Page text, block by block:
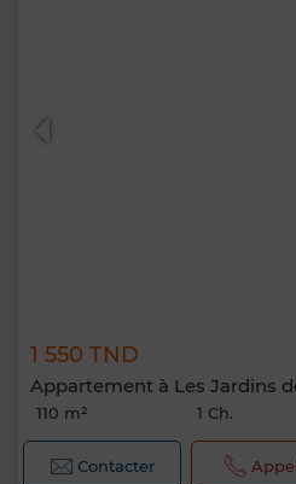
1 550 TND
Appartement à Les Jardins
110 m² 1 Ch.
Contacter